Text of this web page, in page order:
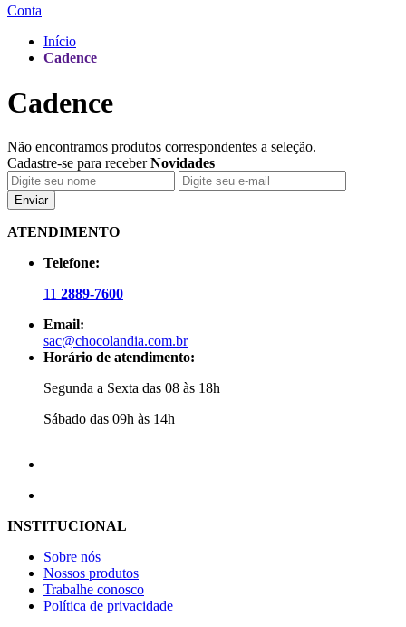
Conta
Início
Cadence
Cadence
Não encontramos produtos correspondentes a seleção.
Cadastre-se para receberNovidades
Enviar
ATENDIMENTO
Telefone:
11 2889-7600
Email:
sac@chocolandia.com.br
Horário de atendimento:
Segunda a Sexta das 08 às 18h
Sábado das 09h às 14h
INSTITUCIONAL
Sobre nós
Nossos produtos
Trabalhe conosco
Política de privacidade